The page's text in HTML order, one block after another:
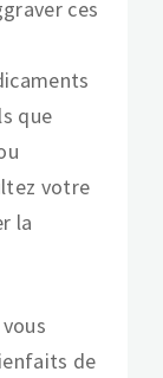
ces
que
votre
la
de